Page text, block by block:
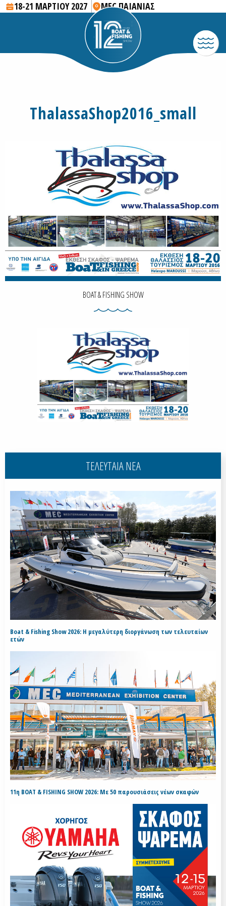
18-21 ΜΑΡΤΙΟΥ 2027 MEC ΠΑΙΑΝΙΑΣ
ThalassaShop2016_small
BOAT & FISHING SHOW
ΤΕΛΕΥΤΑΙΑ ΝΕΑ
Boat & Fishing Show 2026: Η μεγαλύτερη διοργάνωση των τελευταίων
ετών
11η BOAT & FISHING SHOW 2026: Με 50 παρουσιάσεις νέων σκαφών